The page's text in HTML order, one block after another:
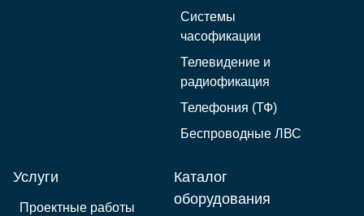
Системы
часофикации
Телевидение и
радиофикация
Телефония (ТФ)
Беспроводные ЛВС
Услуги
Проектные работы
Каталог
оборудования